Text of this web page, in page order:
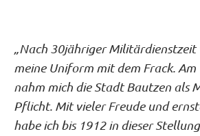
„Nach 30jähriger Militärdienstzeit
meine Uniform mit dem Frack.
nahm mich die Stadt Bautzen als
Pflicht. Mit vieler Freude und
habe ich bis 1912 in dieser